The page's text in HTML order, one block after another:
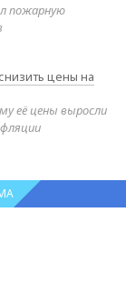
пожарную
цены на
её цены выросли